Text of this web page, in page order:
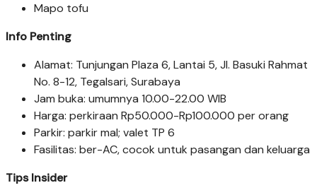
Mapo tofu
Info Penting
Alamat: Tunjungan Plaza 6, Lantai 5, Jl. Basuki Rahmat
No. 8-12, Tegalsari, Surabaya
Jam buka: umumnya 10.00-22.00 WIB
Harga: perkiraan Rp50.000-Rp100.000 per orang
Parkir: parkir mal; valet TP 6
Fasilitas: ber-AC, cocok untuk pasangan dan keluarga
Tips Insider